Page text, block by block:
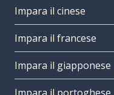
Impara il cinese
Impara il francese
Impara il giapponese